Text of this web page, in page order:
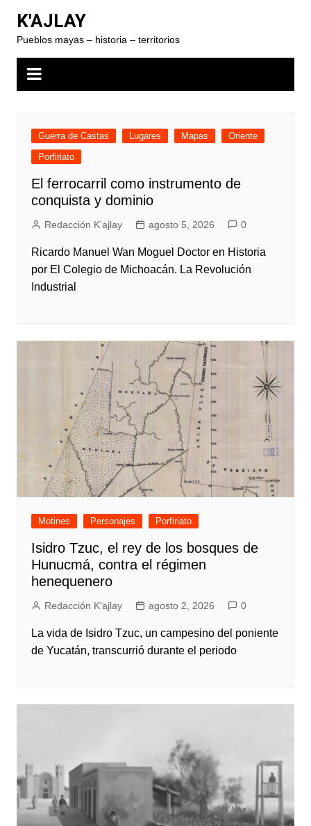
content
K'AJLAY
Pueblos mayas – historia – territorios
Guerra de Castas Lugares Mapas
Oriente
Porfiriato
El ferrocarril como instrumento de
conquista y dominio
Redacción K'ajlay agosto 5, 2026 0
Ricardo Manuel Wan Moguel Doctor en Historia
por El Colegio de Michoacán. La Revolución
Industrial
Motines Personajes Porfiriato
Isidro Tzuc, el rey de los bosques de
Hunucmá, contra el régimen
henequenero
Redacción K'ajlay agosto 2, 2026 0
La vida de Isidro Tzuc, un campesino del poniente
de Yucatán, transcurrió durante el periodo